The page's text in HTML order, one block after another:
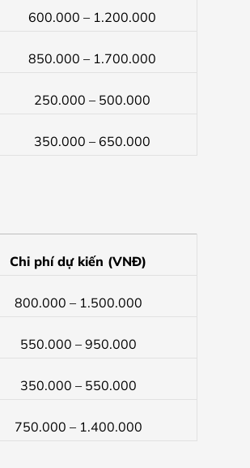
600.000 – 1.200.000
850.000 – 1.700.000
250.000 – 500.000
350.000 – 650.000
Chi phí dự kiến (VNĐ)
800.000 – 1.500.000
550.000 – 950.000
350.000 – 550.000
750.000 – 1.400.000